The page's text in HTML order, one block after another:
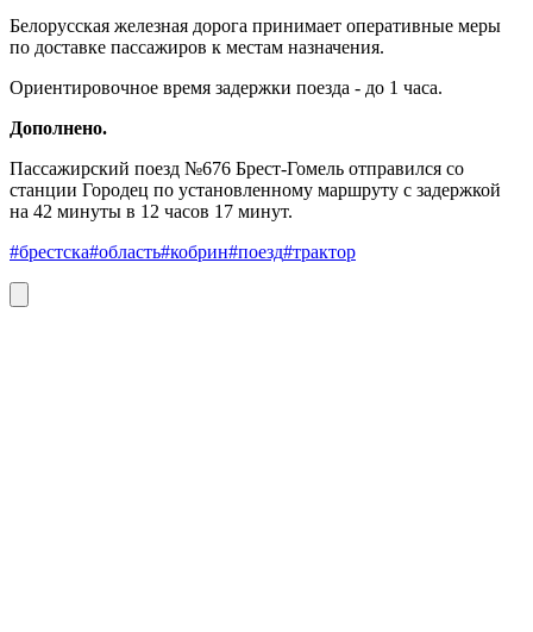
Белорусская железная дорога принимает оперативные меры
по доставке пассажиров к местам назначения.
Ориентировочное время задержки поезда - до 1 часа.
Дополнено.
Пассажирский поезд №676 Брест-Гомель отправился со
станции Городец по установленному маршруту с задержкой
на 42 минуты в 12 часов 17 минут.
#брестска#область#кобрин#поезд#трактор